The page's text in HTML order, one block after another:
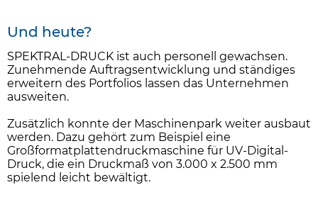
Und heute?
SPEKTRAL-DRUCK ist auch personell gewachsen.
Zunehmende Auftragsentwicklung und ständiges
erweitern des Portfolios lassen das Unternehmen
ausweiten.
Zusätzlich konnte der Maschinenpark weiter ausbaut
werden. Dazu gehört zum Beispiel eine
Großformatplattendruckmaschine für UV-Digital-
Druck, die ein Druckmaß von 3.000 x 2.500 mm
spielend leicht bewältigt.